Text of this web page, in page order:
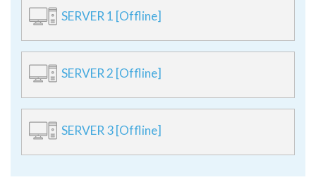
SERVER 1 [Offline]
SERVER 2 [Offline]
SERVER 3 [Offline]